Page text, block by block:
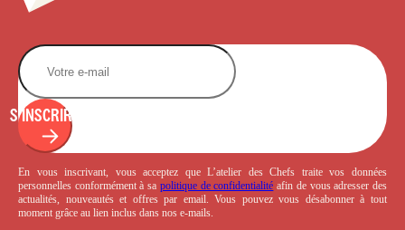
S'INSCRIRE
En vous inscrivant, vous acceptez que L’atelier des Chefs traite vos données
personnelles conformément à sa politique de confidentialité afin de vous adresser des
actualités, nouveautés et offres par email. Vous pouvez vous désabonner à tout
moment grâce au lien inclus dans nos e-mails.